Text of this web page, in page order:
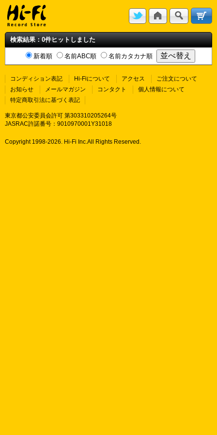
検索結果：0件ヒットしました
新着順 名前ABC順 名前カタカナ順
コンディション表記 Hi-Fiについて アクセス
ご注文について
お知らせ
メールマガジン コンタクト
個人情報について
特定商取引法に基づく表記
東京都公安委員会許可 第303310205264号
JASRAC許諾番号：9010970001Y31018
Copyright 1998-2026. Hi-Fi Inc.All Rights Reserved.